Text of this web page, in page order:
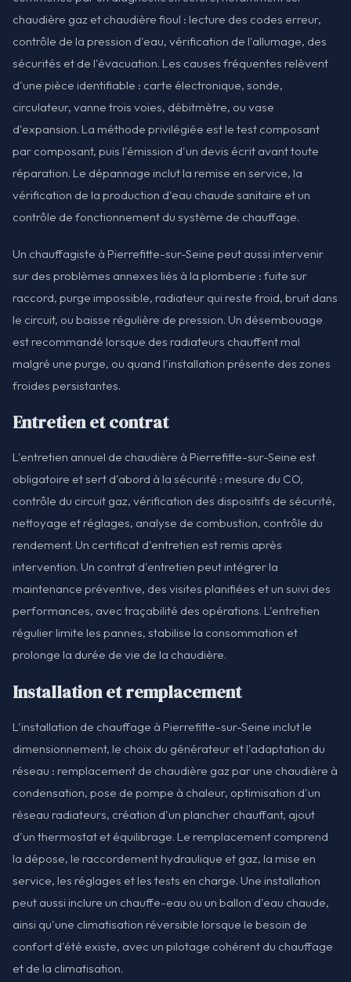
chaudière gaz et chaudière fioul : lecture des codes erreur,
contrôle de la pression d'eau, vérification de l'allumage, des
sécurités et de l'évacuation. Les causes fréquentes relèvent
d'une pièce identifiable : carte électronique, sonde,
circulateur, vanne trois voies, débitmètre, ou vase
d'expansion. La méthode privilégiée est le test composant
par composant, puis l'émission d'un devis écrit avant toute
réparation. Le dépannage inclut la remise en service, la
vérification de la production d'eau chaude sanitaire et un
contrôle de fonctionnement du système de chauffage.
Un chauffagiste à Pierrefitte-sur-Seine peut aussi intervenir
sur des problèmes annexes liés à la plomberie : fuite sur
raccord, purge impossible, radiateur qui reste froid, bruit dans
le circuit, ou baisse régulière de pression. Un désembouage
est recommandé lorsque des radiateurs chauffent mal
malgré une purge, ou quand l'installation présente des zones
froides persistantes.
Entretien et contrat
L'entretien annuel de chaudière à Pierrefitte-sur-Seine est
obligatoire et sert d'abord à la sécurité : mesure du CO,
contrôle du circuit gaz, vérification des dispositifs de sécurité,
nettoyage et réglages, analyse de combustion, contrôle du
rendement. Un certificat d'entretien est remis après
intervention. Un contrat d'entretien peut intégrer la
maintenance préventive, des visites planifiées et un suivi des
performances, avec traçabilité des opérations. L'entretien
régulier limite les pannes, stabilise la consommation et
prolonge la durée de vie de la chaudière.
Installation et remplacement
L'installation de chauffage à Pierrefitte-sur-Seine inclut le
dimensionnement, le choix du générateur et l'adaptation du
réseau : remplacement de chaudière gaz par une chaudière à
condensation, pose de pompe à chaleur, optimisation d'un
réseau radiateurs, création d'un plancher chauffant, ajout
d'un thermostat et équilibrage. Le remplacement comprend
la dépose, le raccordement hydraulique et gaz, la mise en
service, les réglages et les tests en charge. Une installation
peut aussi inclure un chauffe-eau ou un ballon d'eau chaude,
ainsi qu'une climatisation réversible lorsque le besoin de
confort d'été existe, avec un pilotage cohérent du chauffage
et de la climatisation.